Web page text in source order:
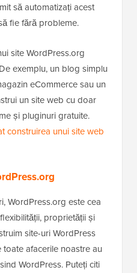
să automatizați acest
fie fără probleme.
site WordPress.org
exemplu, un blog simplu
eCommerce sau un
un site web cu doar
și pluginuri gratuite.
construirea unui site web
WordPress.org este cea
proprietății și
site-uri WordPress
afacerile noastre au
WordPress. Puteți citi